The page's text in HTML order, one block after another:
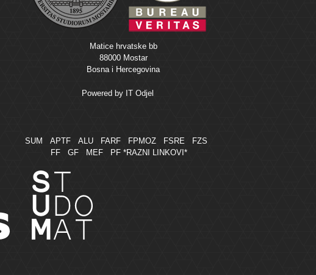
Matice hrvatske bb
88000 Mostar
Bosna i Hercegovina
Powered by IT Odjel
SUM APTF ALU FARF FPMOZ FSRE
FZS
FF
GF MEF PF *RAZNI LINKOVI*